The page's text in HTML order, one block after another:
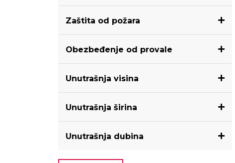
Zaštita od požara
Obezbeđenje od provale
Unutrašnja visina
Unutrašnja širina
Unutrašnja dubina